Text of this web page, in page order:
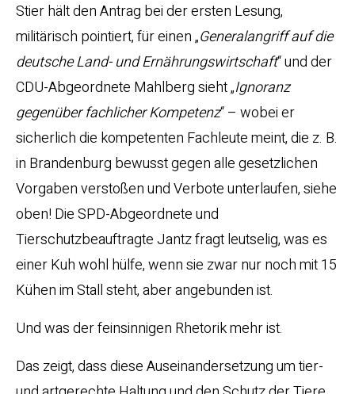
Stier hält den Antrag bei der ersten Lesung,
militärisch pointiert, für einen „Generalangriff auf die
deutsche Land- und Ernährungswirtschaft“ und der
CDU-Abgeordnete Mahlberg sieht „Ignoranz
gegenüber fachlicher Kompetenz“ – wobei er
sicherlich die kompetenten Fachleute meint, die z. B.
in Brandenburg bewusst gegen alle gesetzlichen
Vorgaben verstoßen und Verbote unterlaufen, siehe
oben! Die SPD-Abgeordnete und
Tierschutzbeauftragte Jantz fragt leutselig, was es
einer Kuh wohl hülfe, wenn sie zwar nur noch mit 15
Kühen im Stall steht, aber angebunden ist.
Und was der feinsinnigen Rhetorik mehr ist.
Das zeigt, dass diese Auseinandersetzung um tier-